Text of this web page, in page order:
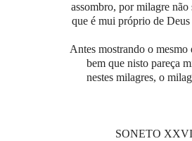
assombro, por milagre não
que é mui próprio de
Antes mostrando o mesmo
bem que nisto pareça
nestes milagres, o
SONETO